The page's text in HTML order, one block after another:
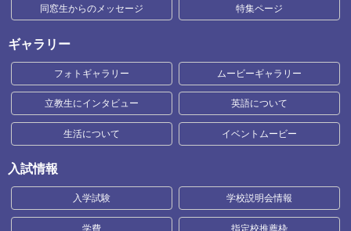
同窓生からのメッセージ 特集ページ
ギャラリー
フォトギャラリー ムービーギャラリー
立教生にインタビュー 英語について
生活について イベントムービー
入試情報
入学試験 学校説明会情報
学費 指定校推薦枠